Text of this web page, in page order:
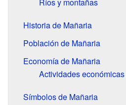
Historia de Mañaria
Población de Mañaria
Economía de Mañaria
Actividades
Símbolos de Mañaria